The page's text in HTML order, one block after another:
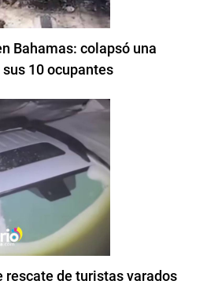
Bahamas: colapsó una
10 ocupantes
rescate de turistas varados